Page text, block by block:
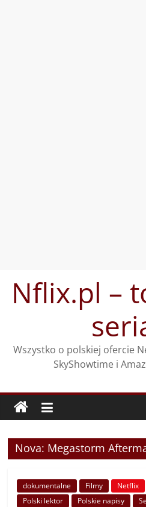
treściNflix.pl –
Wszystko o polskiej ofercie
SkyShowtime i
Nova: Megastorm
dokumentalne Filmy Netflix
Polski lektor
Polskie napisy